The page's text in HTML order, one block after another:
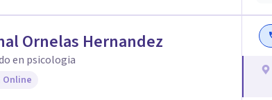
Máster en Terapia Cognitivo-Conductual y
la mente humana y las dinámicas que guían
emocional y tus relaciones. Estoy aquí
Ornelas Hernandez
en psicologia
Online